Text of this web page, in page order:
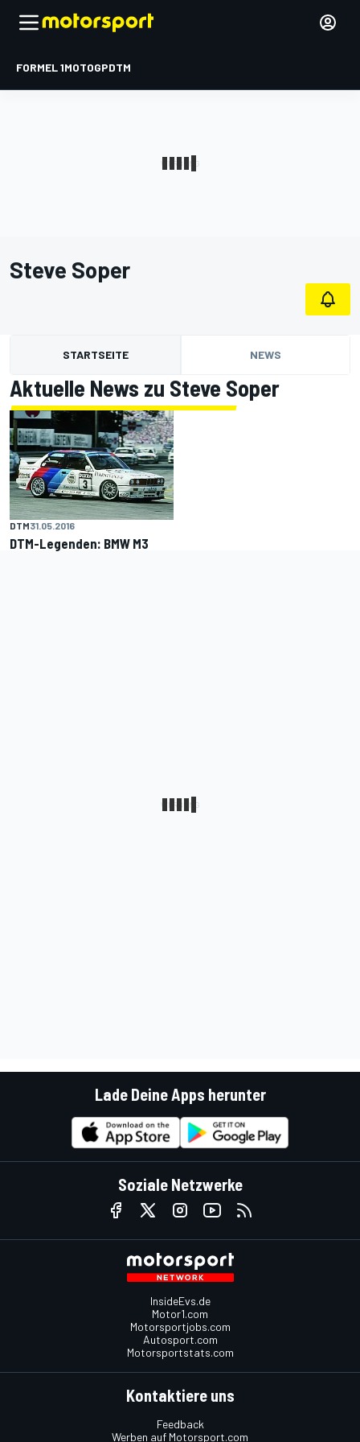
FORMEL 1MOTOGPDTM
Steve Soper
STARTSEITE NEWS
Aktuelle News zu Steve Soper
DTM31.05.2016
DTM-Legenden: BMW M3
Lade Deine Apps herunter
Soziale Netzwerke
InsideEvs.de
Motor1.com
Motorsportjobs.com
Autosport.com
Motorsportstats.com
Kontaktiere uns
Feedback
Werben auf Motorsport.com